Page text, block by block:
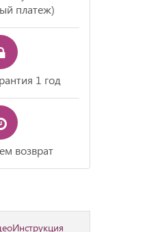
платеж)
1 год
возврат